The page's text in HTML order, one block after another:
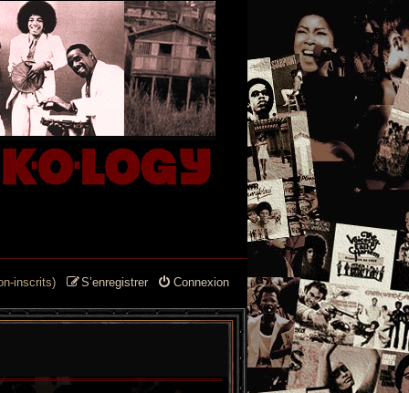
Connexion
S’enregistrer
inscrits)